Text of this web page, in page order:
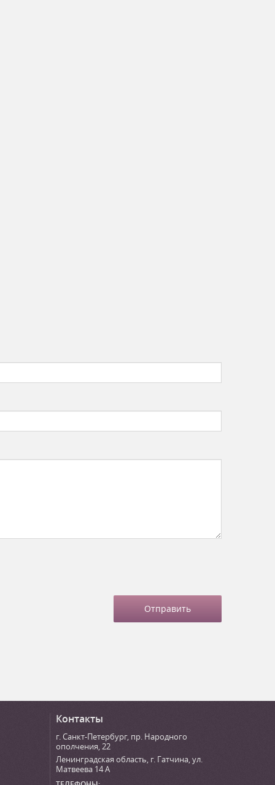
Контакты
г. Санкт-Петербург, пр. Народного
ополчения, 22
Ленинградская область, г. Гатчина,ул.
Матвеева 14 А